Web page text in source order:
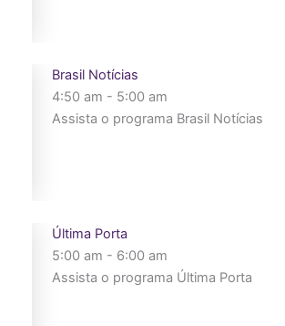
Brasil Notícias
4:50 am - 5:00 am
Assista o programa Brasil Notícias
Última Porta
5:00 am - 6:00 am
Assista o programa Última Porta